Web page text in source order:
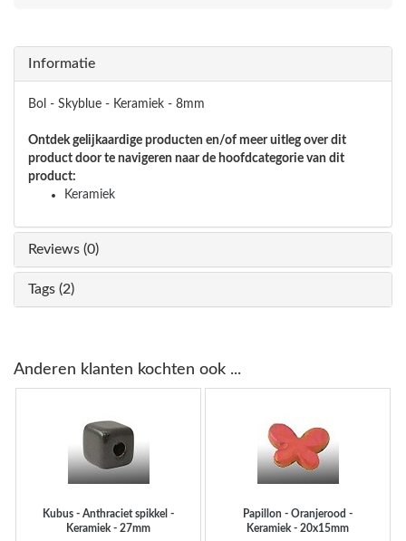
Informatie
Bol - Skyblue - Keramiek - 8mm
Ontdek gelijkaardige producten en/of meer uitleg over dit
product door te navigeren naar de hoofdcategorie van dit
product:
Keramiek
Reviews (0)
Tags (2)
Anderen klanten kochten ook ...
Kubus - Anthraciet spikkel -
Keramiek - 27mm
Papillon - Oranjerood -
Keramiek - 20x15mm